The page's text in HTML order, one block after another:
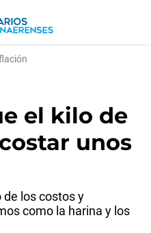
el kilo de
unos
los costos y
como la harina y los